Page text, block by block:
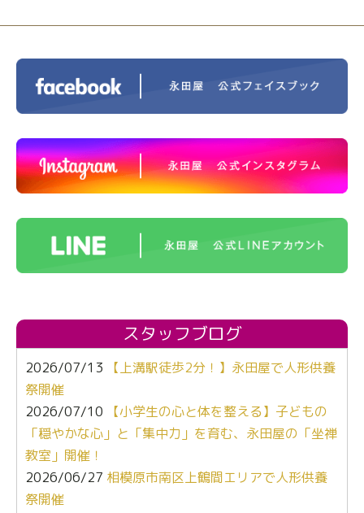
スタッフブログ
2026/07/13
【上溝駅徒歩2分！】永田屋で人形供養
祭開催
2026/07/10
【小学生の心と体を整える】子どもの
「穏やかな心」と「集中力」を育む、永田屋の「坐禅
教室」開催！
2026/06/27 相模原市南区上鶴間エリアで人形供養
祭開催